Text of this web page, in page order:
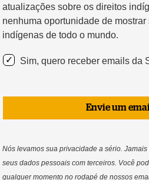
atualizações sobre os direitos
nenhuma oportunidade de
indígenas de todo o mundo.
Sim, quero receber emails da
Envie um
Nós levamos sua privacidade a sério.
seus dados pessoais com terceiros. Você
qualquer momento no rodapé de nossos